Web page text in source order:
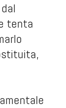
tenta